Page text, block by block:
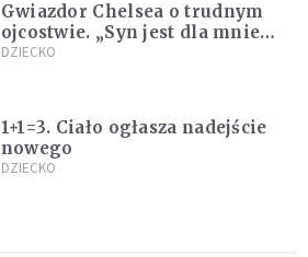
Gwiazdor Chelsea o trudnym
ojcostwie. „Syn jest dla mnie
ważniejszy niż sportowe trofea”
DZIECKO
1+1=3. Ciało ogłasza nadejście
nowego
DZIECKO